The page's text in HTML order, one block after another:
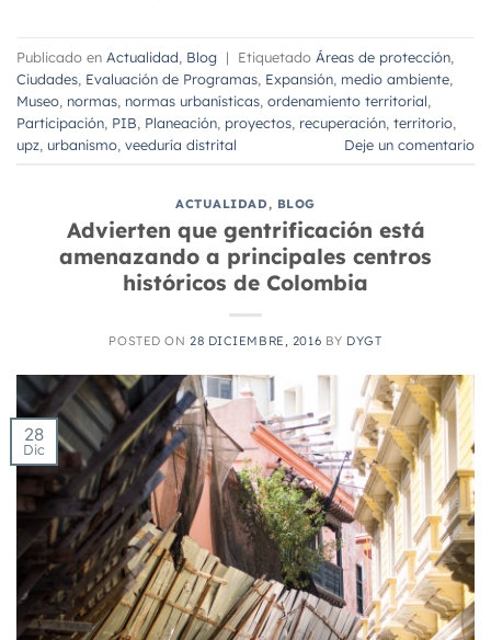
Publicado en Actualidad Blog | Etiquetado Áreas de protección
Ciudades Evaluación de Programas Expansión medio ambiente
Museo normas normas urbanísticas ordenamiento territorial
Participación PIB Planeación proyectos recuperación territorio
upz urbanismo veeduría distrital Deje un comentario
ACTUALIDAD, BLOG
Advierten que gentrificación está
amenazando a principales centros
históricos de Colombia
POSTED ON 28 DICIEMBRE, 2016 BY DYGT
28
Dic